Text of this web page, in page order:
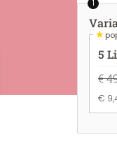
1
★
5
€
€